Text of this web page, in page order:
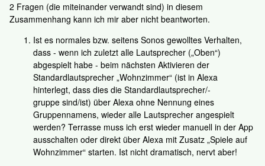
2 Fragen (die miteinander verwandt sind) in diesem
Zusammenhang kann ich mir aber nicht beantworten.
Ist es normales bzw. seitens Sonos gewolltes Verhalten,
dass - wenn ich zuletzt alle Lautsprecher („Oben“)
abgespielt habe - beim nächsten Aktivieren der
Standardlautsprecher „Wohnzimmer“ (ist in Alexa
hinterlegt, dass dies die Standardlautsprecher/-
gruppe sind/ist) über Alexa ohne Nennung eines
Gruppennamens, wieder alle Lautsprecher angespielt
werden? Terrasse muss ich erst wieder manuell in der App
ausschalten oder direkt über Alexa mit Zusatz „Spiele auf
Wohnzimmer“ starten. Ist nicht dramatisch, nervt aber!